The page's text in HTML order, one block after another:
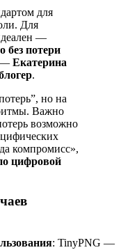
для
Для
—
без потери
— Екатерина
.
но на
Важно
возможно
компромисс»,
цифровой
: TinyPNG —